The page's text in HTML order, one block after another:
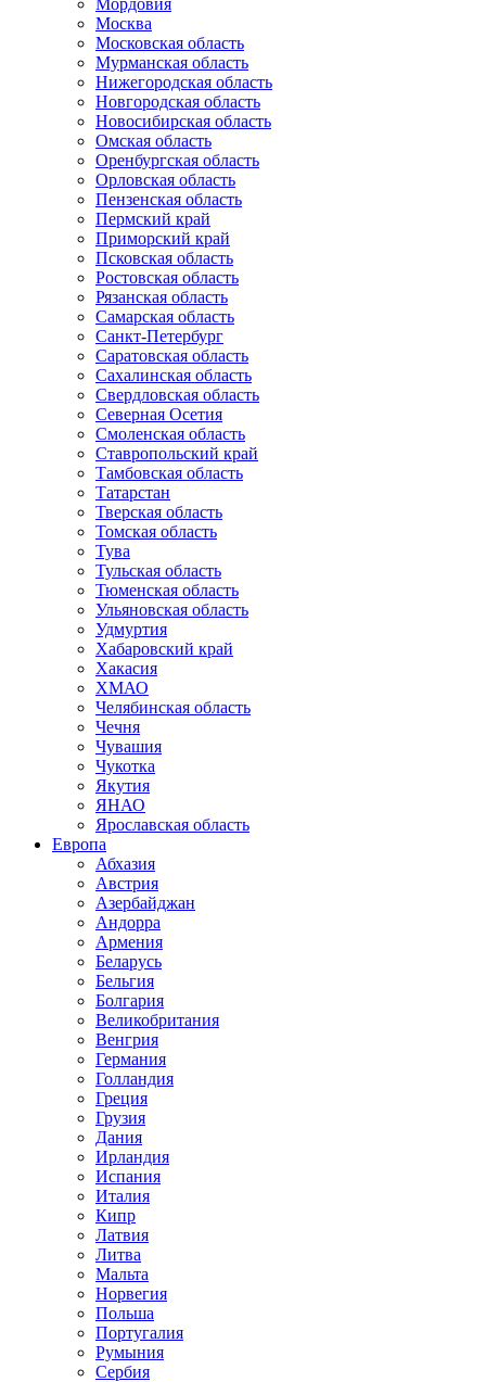
Мордовия
Москва
Московская область
Мурманская область
Нижегородская область
Новгородская область
Новосибирская область
Омская область
Оренбургская область
Орловская область
Пензенская область
Пермский край
Приморский край
Псковская область
Ростовская область
Рязанская область
Самарская область
Санкт-Петербург
Саратовская область
Сахалинская область
Свердловская область
Северная Осетия
Смоленская область
Ставропольский край
Тамбовская область
Татарстан
Тверская область
Томская область
Тува
Тульская область
Тюменская область
Ульяновская область
Удмуртия
Хабаровский край
Хакасия
ХМАО
Челябинская область
Чечня
Чувашия
Чукотка
Якутия
ЯНАО
Ярославская область
Европа
Абхазия
Австрия
Азербайджан
Андорра
Армения
Беларусь
Бельгия
Болгария
Великобритания
Венгрия
Германия
Голландия
Греция
Грузия
Дания
Ирландия
Испания
Италия
Кипр
Латвия
Литва
Мальта
Норвегия
Польша
Португалия
Румыния
Сербия